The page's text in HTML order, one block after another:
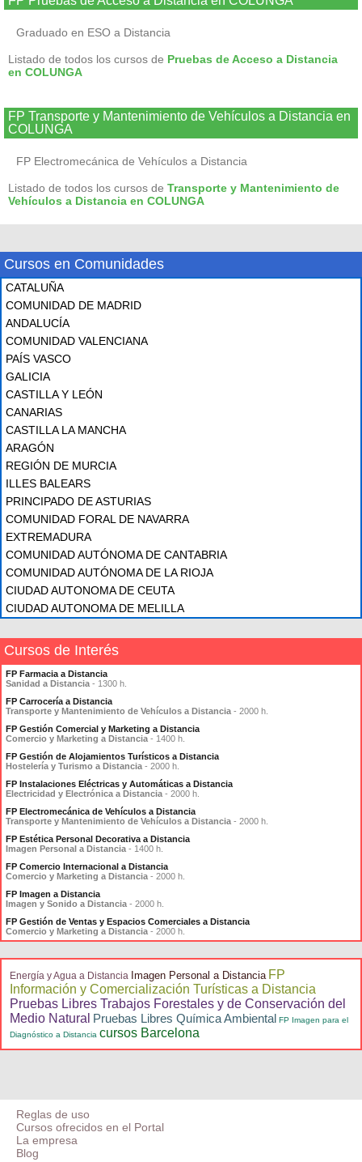
Graduado en ESO a Distancia
Listado de todos los cursos de Pruebas de Acceso a Distancia
en COLUNGA
FP Transporte y Mantenimiento de Vehículos a Distancia en
COLUNGA
FP Electromecánica de Vehículos a Distancia
Listado de todos los cursos de Transporte y Mantenimiento de
Vehículos a Distancia en COLUNGA
Cursos en Comunidades
CATALUÑA
COMUNIDAD DE MADRID
ANDALUCÍA
COMUNIDAD VALENCIANA
PAÍS VASCO
GALICIA
CASTILLA Y LEÓN
CANARIAS
CASTILLA LA MANCHA
ARAGÓN
REGIÓN DE MURCIA
ILLES BALEARS
PRINCIPADO DE ASTURIAS
COMUNIDAD FORAL DE NAVARRA
EXTREMADURA
COMUNIDAD AUTÓNOMA DE CANTABRIA
COMUNIDAD AUTÓNOMA DE LA RIOJA
CIUDAD AUTONOMA DE CEUTA
CIUDAD AUTONOMA DE MELILLA
Cursos de Interés
FP Farmacia a Distancia
Sanidad a Distancia - 1300 h.
FP Carrocería a Distancia
Transporte y Mantenimiento de Vehículos a Distancia - 2000 h.
FP Gestión Comercial y Marketing a Distancia
Comercio y Marketing a Distancia - 1400 h.
FP Gestión de Alojamientos Turísticos a Distancia
Hostelería y Turismo a Distancia - 2000 h.
FP Instalaciones Eléctricas y Automáticas a Distancia
Electricidad y Electrónica a Distancia - 2000 h.
FP Electromecánica de Vehículos a Distancia
Transporte y Mantenimiento de Vehículos a Distancia - 2000 h.
FP Estética Personal Decorativa a Distancia
Imagen Personal a Distancia - 1400 h.
FP Comercio Internacional a Distancia
Comercio y Marketing a Distancia - 2000 h.
FP Imagen a Distancia
Imagen y Sonido a Distancia - 2000 h.
FP Gestión de Ventas y Espacios Comerciales a Distancia
Comercio y Marketing a Distancia - 2000 h.
Energía y Agua a Distancia Imagen Personal a Distancia FP
Información y Comercialización Turísticas a Distancia
Pruebas Libres Trabajos Forestales y de Conservación del
Medio Natural Pruebas Libres Química Ambiental FP Imagen para el
Diagnóstico a Distancia cursos Barcelona
Reglas de uso
Cursos ofrecidos en el Portal
La empresa
Blog